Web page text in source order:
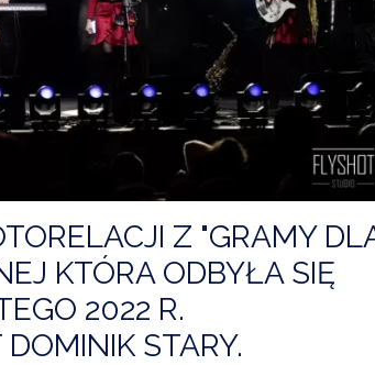
PRZYDATNE
Z "GRAMY
KTÓRA ODBYŁA SIĘ
2022 R.
STARY.